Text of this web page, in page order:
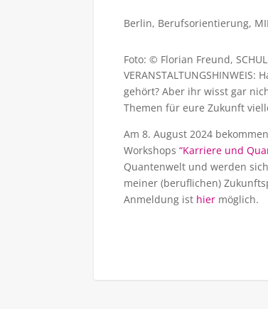
Berlin, Berufsorientierung,
Foto: © Florian Freund,
gehört? Aber ihr wisst gar
Themen für eure Zukunft
Am 8. August 2024
Workshops “Karriere und
Quantenwelt und werden
meiner (beruflichen)
Anmeldung ist hier möglich.